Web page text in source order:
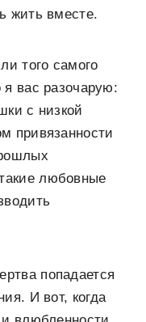
жить вместе.
того самого
я вас разочарую:
с низкой
привязанности
любовные
попадается
И вот, когда